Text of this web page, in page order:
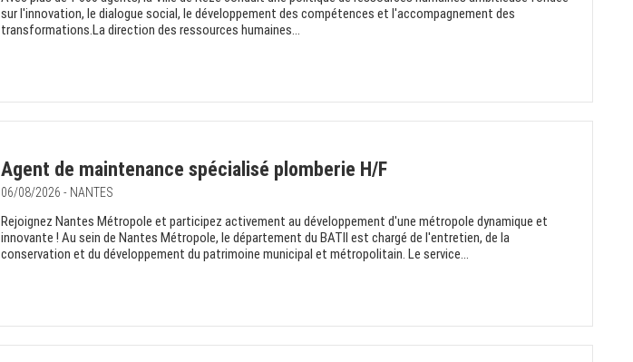
sur l'innovation, le dialogue social, le développement des compétences et l'accompagnement des
transformations.La direction des ressources humaines...
Agent de maintenance spécialisé plomberie H/F
06/08/2026 - NANTES
Rejoignez Nantes Métropole et participez activement au développement d'une métropole dynamique et
innovante ! Au sein de Nantes Métropole, le département du BATII est chargé de l'entretien, de la
conservation et du développement du patrimoine municipal et métropolitain. Le service...